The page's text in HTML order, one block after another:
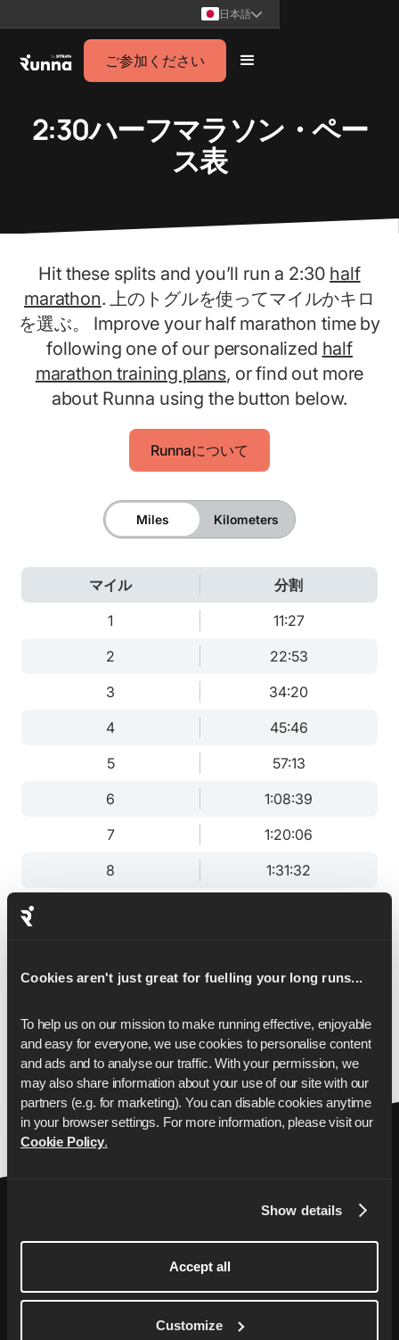
Cookies aren't just great for fuelling your long runs...
To help us on our mission to make running effective, enjoyable
and easy for everyone, we use cookies to personalise content
and ads and to analyse our traffic. With your permission, we
may also share information about your use of our site with our
partners (e.g. for marketing). You can disable cookies anytime
in your browser settings. For more information, please visit our
Cookie Policy.
Show details
Accept all
Customize
日本語
ご参加ください
2:30ハーフマラソン・ペー
ス表
Hit these splits and you’ll run a 2:30 half
marathon. 上のトグルを使ってマイルかキロ
を選ぶ。 Improve your half marathon time by
following one of our personalized half
marathon training plans, or find out more
about Runna using the button below.
Runnaについて
Miles Kilometers
マイル
分割
1
11:27
2
22:53
3
34:20
4
45:46
5
57:13
6
1:08:39
7
1:20:06
8
1:31:32
11
2:05:52
13
2:28:45
13.1
2:30:00
あなたのランニングを